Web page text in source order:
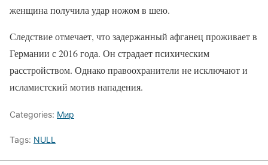
женщина получила удар ножом в шею.
Следствие отмечает, что задержанный афганец проживает в
Германии с 2016 года. Он страдает психическим
расстройством. Однако правоохранители не исключают и
исламистский мотив нападения.
Categories: Мир
Tags: NULL